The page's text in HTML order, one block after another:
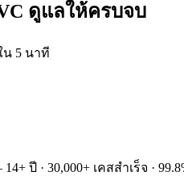
ดูแลให้ครบจบ
5 นาที
ปี · 30,000+ เคสสำเร็จ ·